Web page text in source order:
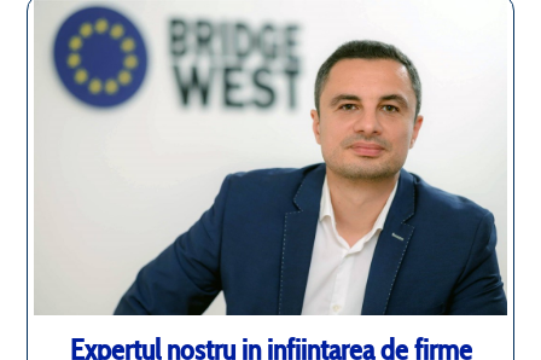
Expertul nostru in infiintarea de firme